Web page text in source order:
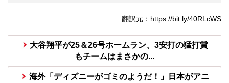
翻訳元：https://bit.ly/40RLcWS
大谷翔平が25＆26号ホームラン、3安打の猛打賞
もチームはまさかの...
海外「ディズニーがゴミのようだ！」日本がアニ